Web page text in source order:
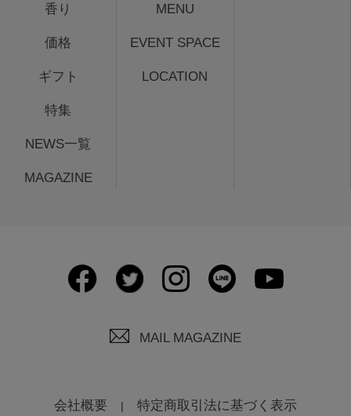
香り
価格
ギフト
特集
NEWS一覧
MAGAZINE
MENU
EVENT SPACE
LOCATION
MAIL MAGAZINE
会社概要 特定商取引法に基づく表示